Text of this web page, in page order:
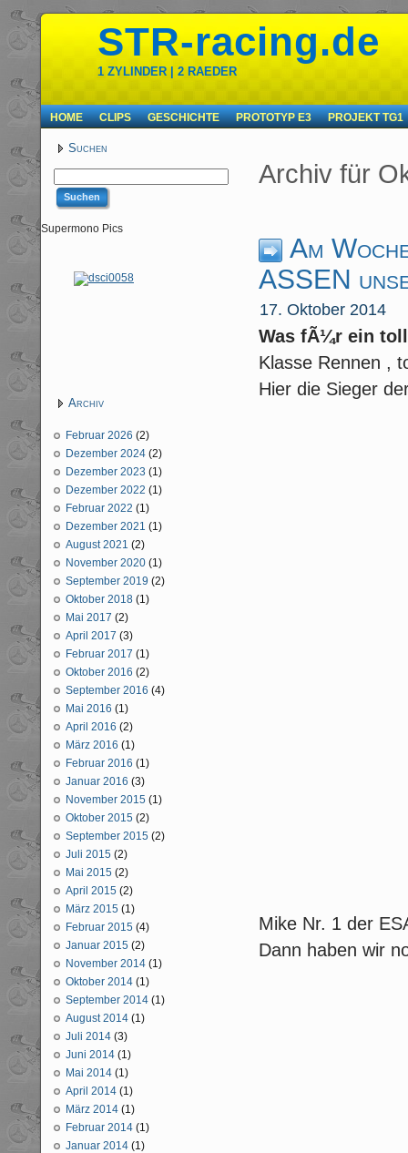
STR-racing.de
1 ZYLINDER | 2 RAEDER
HOME CLIPS GESCHICHTE PROTOTYP E3 PROJEKT TG1
Suchen
Supermono Pics
Archiv
Februar 2026 (2)
Dezember 2024 (2)
Dezember 2023 (1)
Dezember 2022 (1)
Februar 2022 (1)
Dezember 2021 (1)
August 2021 (2)
November 2020 (1)
September 2019 (2)
Oktober 2018 (1)
Mai 2017 (2)
April 2017 (3)
Februar 2017 (1)
Oktober 2016 (2)
September 2016 (4)
Mai 2016 (1)
April 2016 (2)
März 2016 (1)
Februar 2016 (1)
Januar 2016 (3)
November 2015 (1)
Oktober 2015 (2)
September 2015 (2)
Juli 2015 (2)
Mai 2015 (2)
April 2015 (2)
März 2015 (1)
Februar 2015 (4)
Januar 2015 (2)
November 2014 (1)
Oktober 2014 (1)
September 2014 (1)
August 2014 (1)
Juli 2014 (3)
Juni 2014 (1)
Mai 2014 (1)
April 2014 (1)
März 2014 (1)
Februar 2014 (1)
Januar 2014 (1)
Archiv für
Am
ASSEN
17. Oktober 2014
Was fÃ¼r ein
Klasse Rennen ,
Hier die Sieger
Mike Nr. 1 der
Dann haben wir